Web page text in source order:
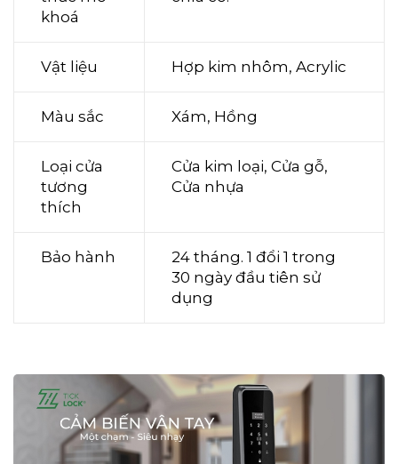
khoá
Vật liệu Hợp kim nhôm, Acrylic
Màu sắc Xám, Hồng
Loại cửa
tương
thích
Cửa kim loại, Cửa gỗ,
Cửa nhựa
Bảo hành
24 tháng. 1 đổi 1 trong
30 ngày đầu tiên sử
dụng